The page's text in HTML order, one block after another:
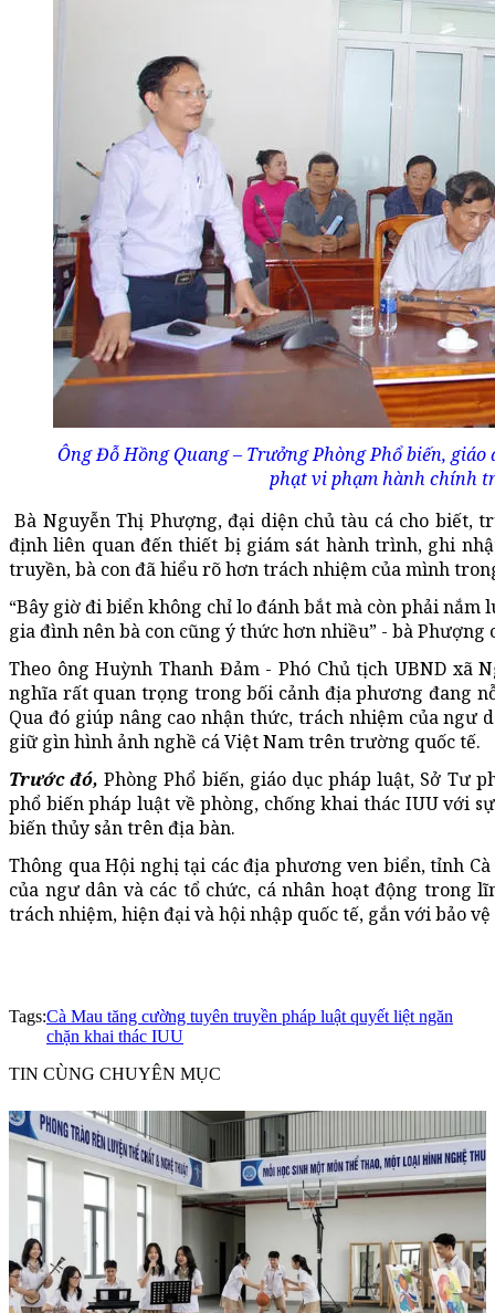
Ông Đỗ Hồng Quang – Trưởng Phòng Phổ biến,
phạt vi phạm hành chính
Bà Nguyễn Thị Phượng, đại diện chủ tàu cá cho biết,
định liên quan đến thiết bị giám sát hành trình, ghi
truyền, bà con đã hiểu rõ hơn trách nhiệm của mình
“Bây giờ đi biển không chỉ lo đánh bắt mà còn phải
gia đình nên bà con cũng ý thức hơn nhiều” - bà Phượng
Theo ông Huỳnh Thanh Đảm - Phó Chủ tịch UBND xã
nghĩa rất quan trọng trong bối cảnh địa phương đang
Qua đó giúp nâng cao nhận thức, trách nhiệm của ngư
giữ gìn hình ảnh nghề cá Việt Nam trên trường quốc tế.
Trước đó, Phòng Phổ biến, giáo dục pháp luật, Sở Tư
phổ biến pháp luật về phòng, chống khai thác IUU với
biến thủy sản trên địa bàn.
Thông qua Hội nghị tại các địa phương ven biển, tỉnh
của ngư dân và các tổ chức, cá nhân hoạt động trong
trách nhiệm, hiện đại và hội nhập quốc tế, gắn với bảo
Tags:Cà Mau tăng cường tuyên truyền pháp luật quyết liệt ngăn
chặn khai thác IUU
TIN CÙNG CHUYÊN MỤC